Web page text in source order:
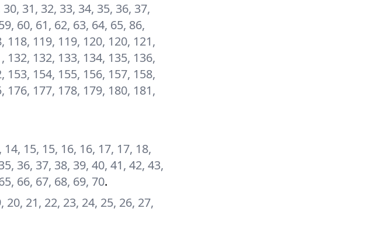
31, 32, 33, 34, 35, 36, 37,
60, 61, 62, 63, 64, 65, 86,
118, 119, 119, 120, 120, 121,
132, 132, 133, 134, 135, 136,
153, 154, 155, 156, 157, 158,
176, 177, 178, 179, 180, 181,
15, 15, 16, 16, 17, 17, 18,
36, 37, 38, 39, 40, 41, 42, 43,
66, 67, 68, 69, 70.
20, 21, 22, 23, 24, 25, 26, 27,